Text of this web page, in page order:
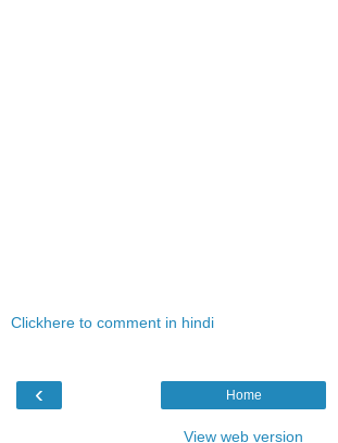
Clickhere to comment in hindi
‹ Home
View web version